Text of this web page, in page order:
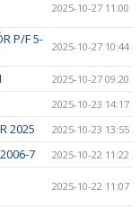
2025-10-27 11:00
P/F 5-
2025-10-27 10:44
2025-10-27 09:20
2025-10-23 14:17
2025 2025-10-23 13:55
7 2025-10-22 11:22
2025-10-22 11:07